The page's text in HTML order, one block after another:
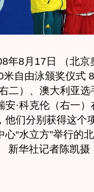
年8月17日 （北京
自由泳颁奖仪式
二）、澳大利亚选
安·科克伦（右一
他们分别获得这个
“水立方”举行的
新华社记者陈凯摄